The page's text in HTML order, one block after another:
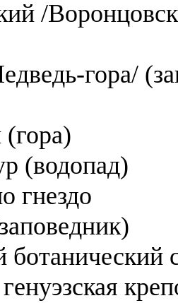
/
гора/
(водопад)
гнездо
ботанический